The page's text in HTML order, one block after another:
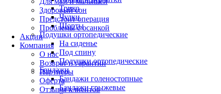
Здоровый сон
Предстоит операция
Проблемы с осанкой
Акции
Компания
О нас
Возврат и гарантии
Партнеры
Оферта
Отзывы клиентов
Трико
Чулки
Шорты
Подушки ортопедические
На сиденье
Под спину
Подушки ортопедические
Бандажи
Бандажи голеностопные
Бандажи грыжевые